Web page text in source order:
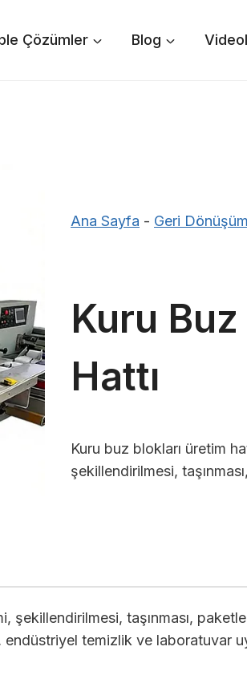
Çözümler Blog
Ana Sayfa - Geri
Kuru
Hattı
Kuru buz blokları üretim
şekillendirilmesi,
şekillendirilmesi, taşınması,
endüstriyel temizlik ve laboratuvar